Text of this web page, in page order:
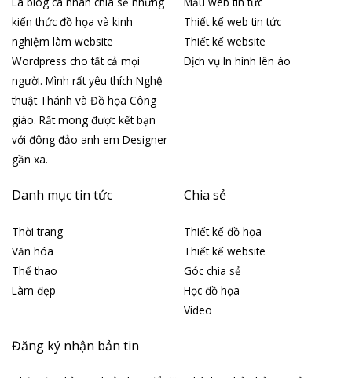
kiến thức đồ họa và kinh
nghiệm làm website
Wordpress cho tất cả mọi
người. Mình rất yêu thích Nghệ
thuật Thánh và Đồ họa Công
giáo. Rất mong được kết bạn
với đông đảo anh em Designer
gần xa.
Thiết kế web tin tức
Thiết kế website
Dịch vụ In hình lên áo
Danh mục tin tức
Thời trang
Văn hóa
Thể thao
Làm đẹp
Chia sẻ
Thiết kế đồ họa
Thiết kế website
Góc chia sẻ
Học đồ họa
Video
Đăng ký nhận bản tin